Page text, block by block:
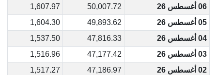
06 أغسطس 26
50,007.72
1,607.97
05 أغسطس 26
49,893.62
1,604.30
04 أغسطس 26
47,816.33
1,537.50
03 أغسطس 26
47,177.42
1,516.96
02 أغسطس 26
47,186.97
1,517.27